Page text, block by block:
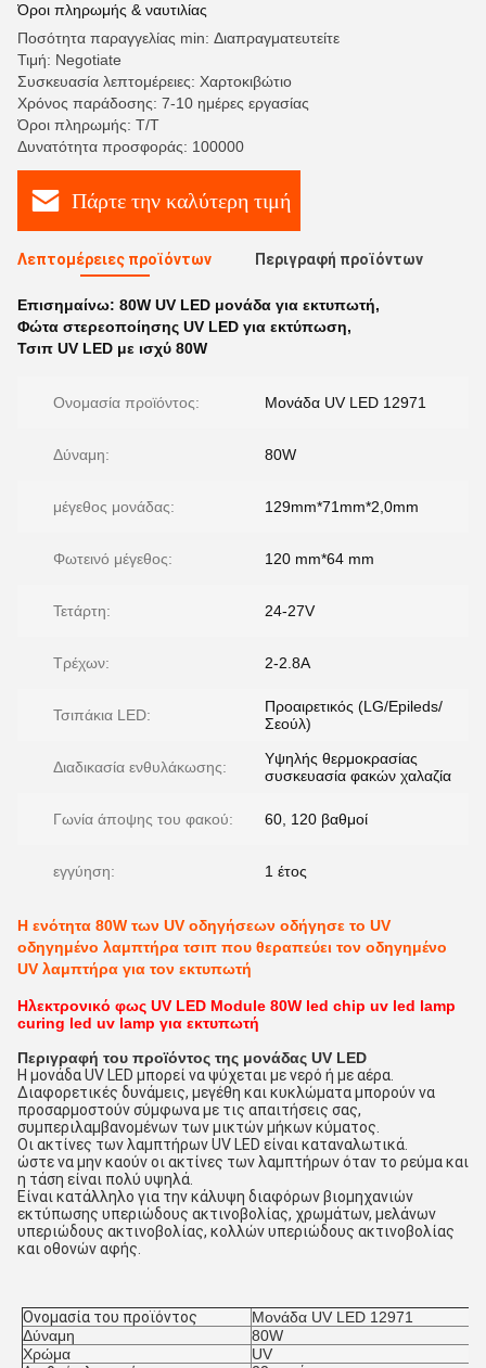
Όροι πληρωμής & ναυτιλίας
Ποσότητα παραγγελίας min: Διαπραγματευτείτε
Τιμή: Negotiate
Συσκευασία λεπτομέρειες: Χαρτοκιβώτιο
Χρόνος παράδοσης: 7-10 ημέρες εργασίας
Όροι πληρωμής: T/T
Δυνατότητα προσφοράς: 100000
Πάρτε την καλύτερη τιμή
Λεπτομέρειες προϊόντων Περιγραφή προϊόντων
Επισημαίνω: 80W UV LED μονάδα για εκτυπωτή,
Φώτα στερεοποίησης UV LED για εκτύπωση,
Τσιπ UV LED με ισχύ 80W
Ονομασία προϊόντος: Μονάδα UV LED 12971
Δύναμη: 80W
μέγεθος μονάδας: 129mm*71mm*2,0mm
Φωτεινό μέγεθος: 120 mm*64 mm
Τετάρτη: 24-27V
Τρέχων: 2-2.8A
Τσιπάκια LED:
Προαιρετικός (LG/Epileds/
Σεούλ)
Διαδικασία ενθυλάκωσης:
Υψηλής θερμοκρασίας
συσκευασία φακών χαλαζία
Γωνία άποψης του φακού: 60, 120 βαθμοί
εγγύηση: 1 έτος
Η ενότητα 80W των UV οδηγήσεων οδήγησε το UV
οδηγημένο λαμπτήρα τσιπ που θεραπεύει τον οδηγημένο
UV λαμπτήρα για τον εκτυπωτή
Ηλεκτρονικό φως UV LED Module 80W led chip uv led lamp
curing led uv lamp για εκτυπωτή
Περιγραφή του προϊόντος της μονάδας UV LED
Η μονάδα UV LED μπορεί να ψύχεται με νερό ή με αέρα.
Διαφορετικές δυνάμεις, μεγέθη και κυκλώματα μπορούν να
προσαρμοστούν σύμφωνα με τις απαιτήσεις σας,
συμπεριλαμβανομένων των μικτών μήκων κύματος.
Οι ακτίνες των λαμπτήρων UV LED είναι καταναλωτικά.
ώστε να μην καούν οι ακτίνες των λαμπτήρων όταν το ρεύμα και
η τάση είναι πολύ υψηλά.
Είναι κατάλληλο για την κάλυψη διαφόρων βιομηχανιών
εκτύπωσης υπεριώδους ακτινοβολίας, χρωμάτων, μελάνων
υπεριώδους ακτινοβολίας, κολλών υπεριώδους ακτινοβολίας
και οθονών αφής.
Ονομασία του προϊόντος
Μονάδα UV LED 12971
Δύναμη
80W
Χρώμα
UV